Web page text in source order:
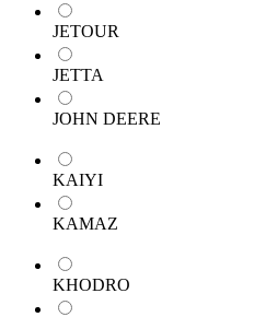
JETOUR
JETTA
JOHN DEERE
KAIYI
KAMAZ
KHODRO